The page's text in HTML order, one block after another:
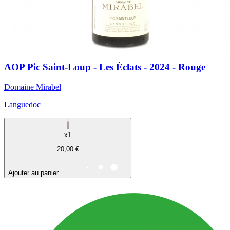
AOP Pic Saint-Loup - Les Éclats - 2024 - Rouge
Domaine Mirabel
Languedoc
x1
20,00 €
Ajouter au panier